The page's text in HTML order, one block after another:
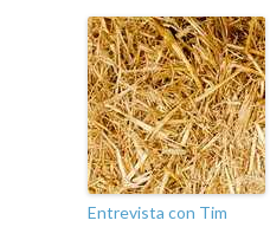
Entrevista con Tim